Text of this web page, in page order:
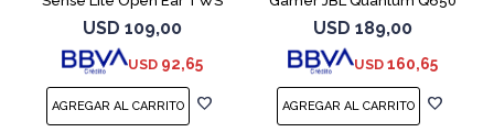
Purple
USD 109,00
USD 92,65
Blanco
USD 189,00
USD 160,65